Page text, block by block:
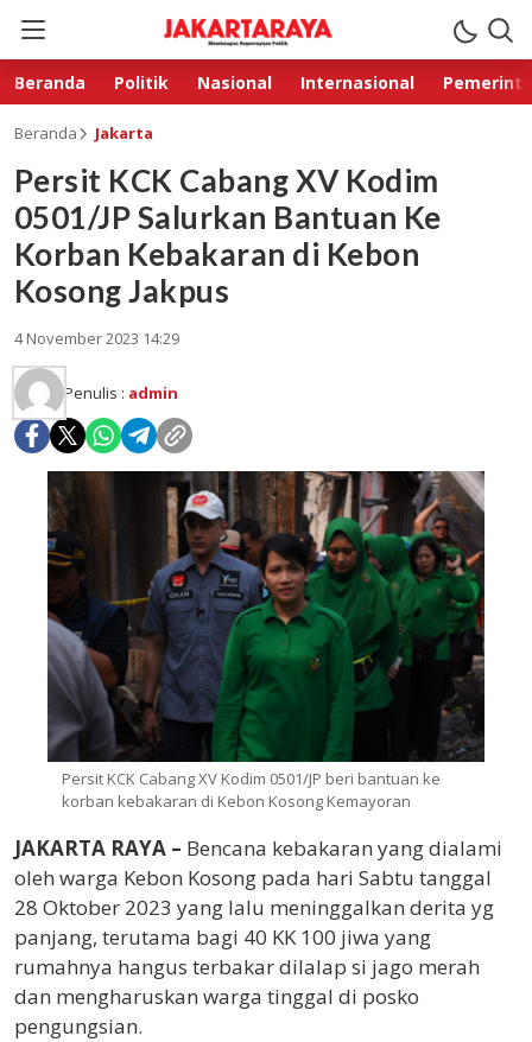
Beranda Politik Nasional Internasional
Beranda Jakarta
Persit KCK Cabang XV Kodim
0501/JP Salurkan Bantuan Ke
Korban Kebakaran di Kebon
Kosong Jakpus
4 November 2023 14:29
Penulis : admin
Persit KCK Cabang XV Kodim 0501/JP beri bantuan ke
korban kebakaran di Kebon Kosong Kemayoran
JAKARTA RAYA – Bencana kebakaran yang dialami
oleh warga Kebon Kosong pada hari Sabtu tanggal
28 Oktober 2023 yang lalu meninggalkan derita yg
panjang, terutama bagi 40 KK 100 jiwa yang
rumahnya hangus terbakar dilalap si jago merah
dan mengharuskan warga tinggal di posko
pengungsian.